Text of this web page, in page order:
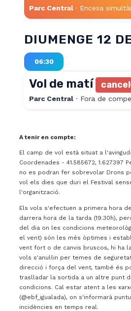
Parc Central · Encesa
DIUMENGE 12
06:30
Vol de matí
Parc Central · Fora de
A tenir en compte:
El camp de vol està situat a
Coordenades - 41.585672, 1.627397
no es podran fer sobrevolar Drons
vol els dies que duri el Festival
l'organització.
Els vols s'efectuen a primera hora
darrera hora de la tarda (19.30h),
del dia on les condicions
el vent) són les més òptimes i
vent fort o de canvis bruscos, hi ha
vols s'anul·lin per temes de
direcció i força del vent, també és
traslladar la sortida a un altre punt
condicions. Cal estar atent a les
(@ebf_igualada), on s'informarà
incidències en temps real.